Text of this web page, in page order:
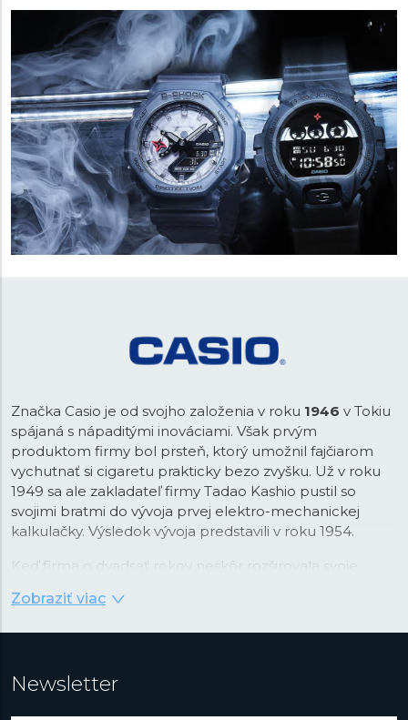
Značka Casio je od svojho založenia v roku 1946 v Tokiu
spájaná s nápaditými inováciami. Však prvým
produktom firmy bol prsteň, ktorý umožnil fajčiarom
vychutnať si cigaretu prakticky bezo zvyšku. Už v roku
1949 sa ale zakladateľ firmy Tadao Kashio pustil so
svojimi bratmi do vývoja prvej elektro-mechanickej
kalkulačky. Výsledok vývoja predstavili v roku 1954.
Keď firma o dvadsať rokov neskôr rozširovala svoje
tom čase prechádzali revolúciou v podobe nástupu
pokročilej technológie integrovaných obvodov vyvinutej
Zobraziť viac
Newsletter